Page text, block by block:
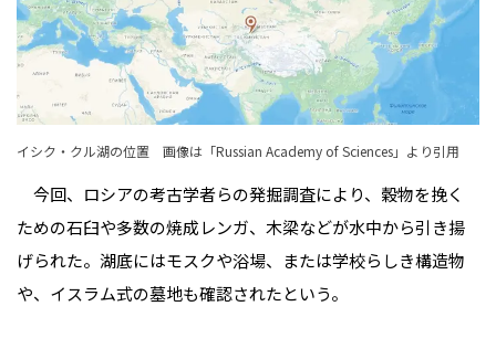
イシク・クル湖の位置 画像は「Russian Academy of Sciences」より引用
今回、ロシアの考古学者らの発掘調査により、穀物を挽く
ための石臼や多数の焼成レンガ、木梁などが水中から引き揚
げられた。湖底にはモスクや浴場、または学校らしき構造物
や、イスラム式の墓地も確認されたという。